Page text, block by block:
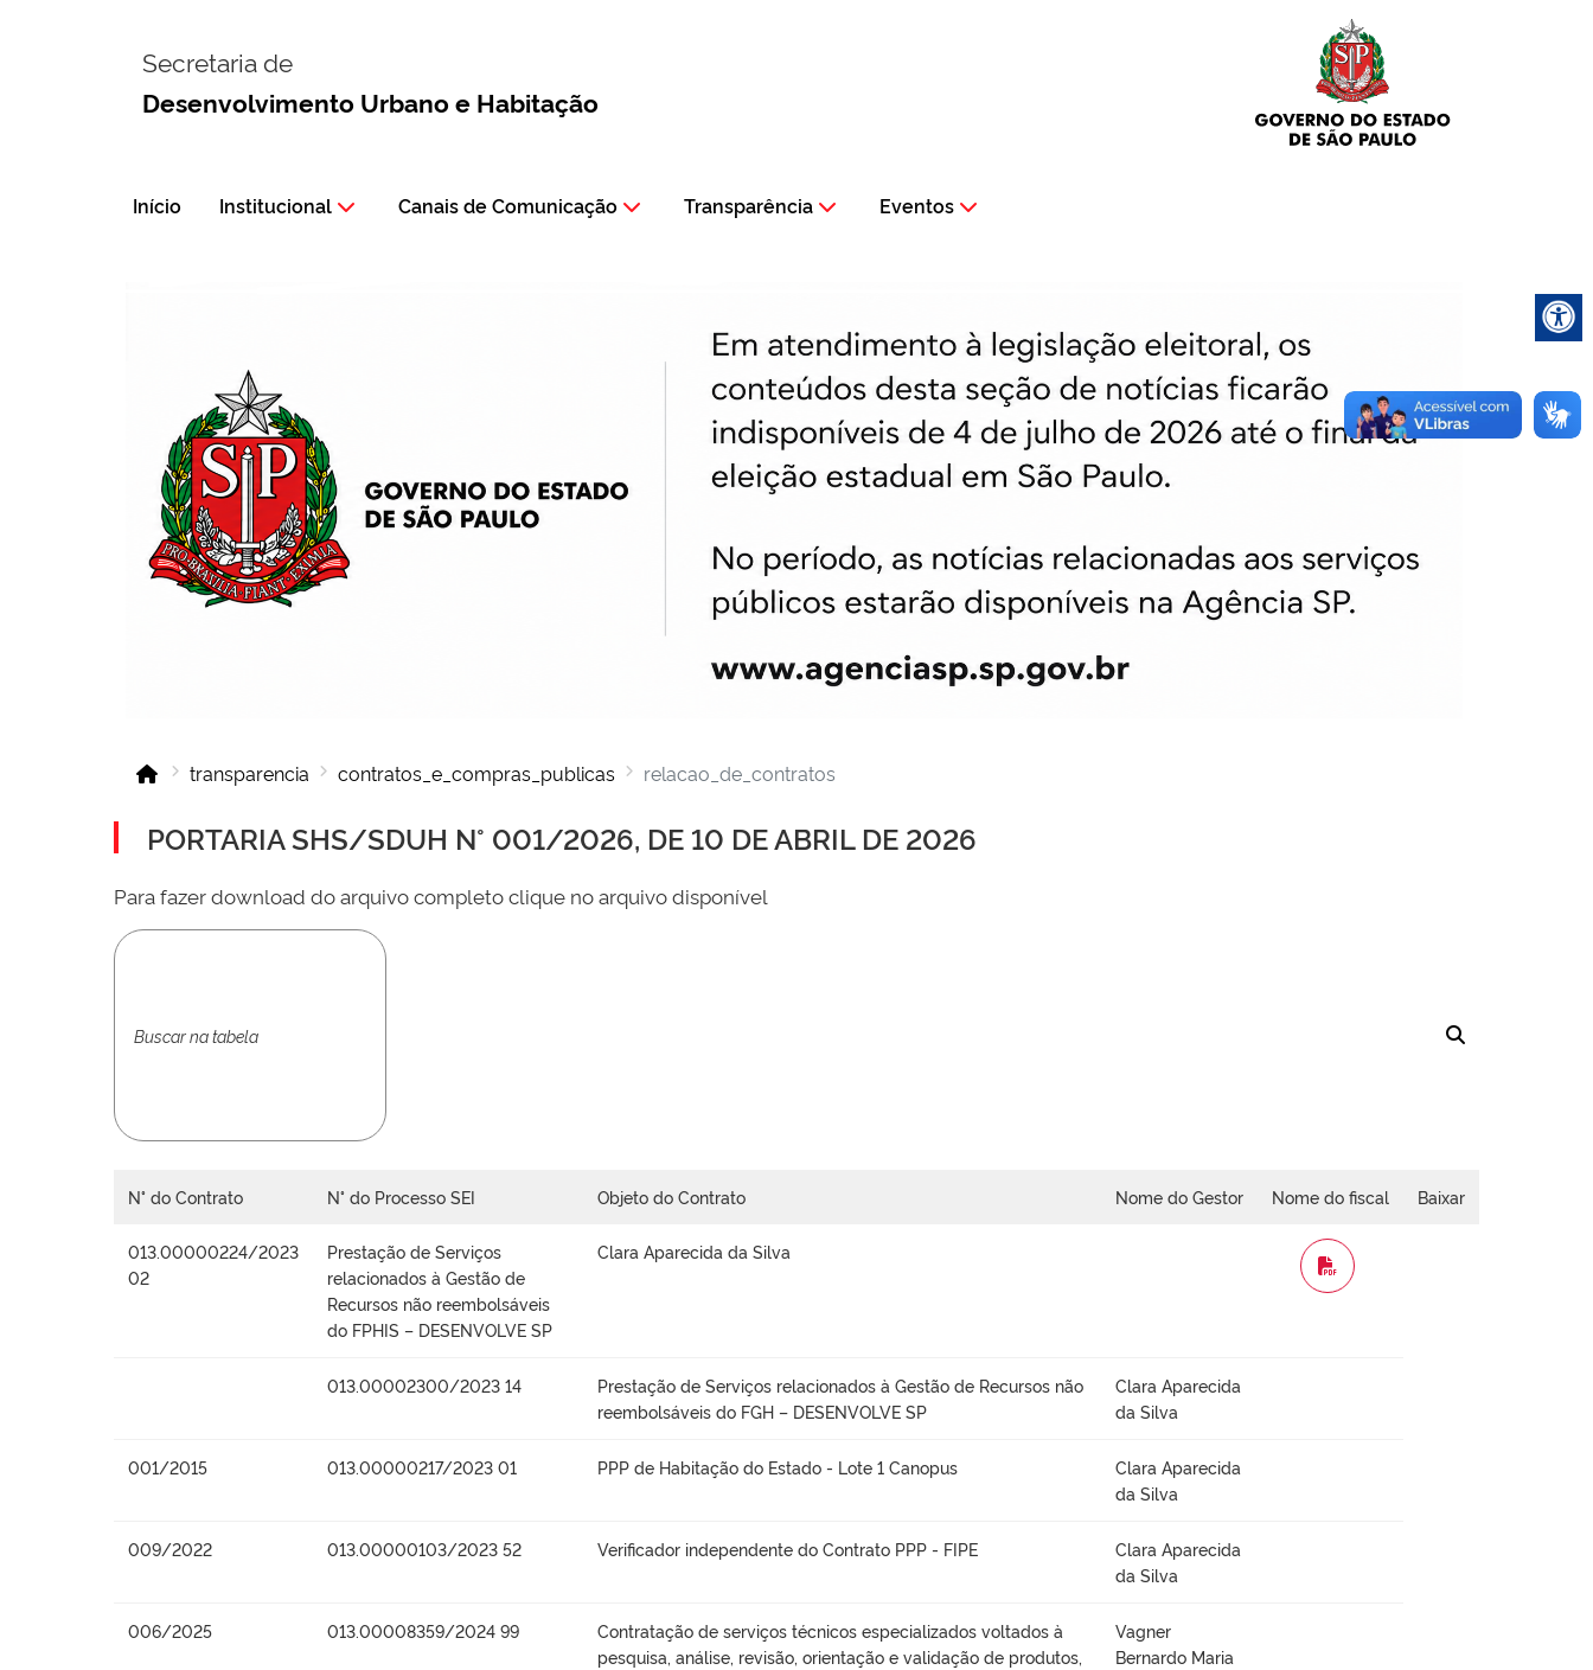
Secretaria de
Desenvolvimento Urbano e Habitação
Início Institucional Canais de Comunicação Transparência Eventos
transparencia contratos_e_compras_publicas relacao_de_contratos
PORTARIA SHS/SDUH N° 001/2026, DE 10 DE ABRIL DE 2026
Para fazer download do arquivo completo clique no arquivo disponível
N° do Contrato N° do Processo SEI Objeto do Contrato Nome do Gestor Nome do fiscal Baixar
013.00000224/2023
02
Prestação de Serviços
relacionados à Gestão de
Recursos não reembolsáveis
do FPHIS – DESENVOLVE SP
Clara Aparecida da Silva
WORD
013.00002300/2023 14
Prestação de Serviços relacionados à Gestão de Recursos não
reembolsáveis do FGH – DESENVOLVE SP
Clara Aparecida
da Silva
001/2015 013.00000217/2023 01 PPP de Habitação do Estado - Lote 1 Canopus
Clara Aparecida
da Silva
009/2022 013.00000103/2023 52 Verificador independente do Contrato PPP - FIPE
Clara Aparecida
da Silva
006/2025 013.00008359/2024 99
Contratação de serviços técnicos especializados voltados à
pesquisa, análise, revisão, orientação e validação de produtos,
Vagner
Bernardo Maria